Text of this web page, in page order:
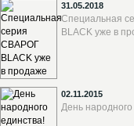
31.05.2018
Специальная
BLACK уже в
02.11.2015
День народного